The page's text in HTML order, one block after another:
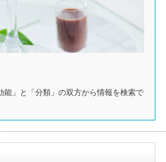
」と「分類」の双方から情報を検索で